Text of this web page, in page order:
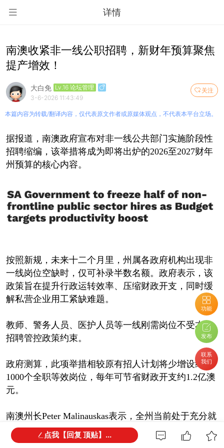
详情
功能
发布
联系
我们
南澳收紧非一线公职招聘，新财年预算聚焦
提产增效！
关注
大白免 Lv.16 论坛管理
3-6-2026 11:43:49
本篇内容为转载/翻译内容，仅代表原文作者或原媒体观点，不代表本平台立场。
据报道，南澳政府宣布对非一线公共部门实施阶段性
招聘缩编，该举措将成为即将出炉的2026至2027财年
州预算的核心内容。
按照新规，未来十二个月里，州属各政府机构出现非
一线岗位空缺时，仅可补录半数名额。政府表示，该
政策旨在提升行政运转效率、压缩财政开支，同时缓
解私营企业用工紧缺难题。
教师、警务人员、医护人员等一线刚需岗位不受本次
招聘管控政策约束。
政府测算，此项举措相较原有招人计划将少增设约
1000个全职等效岗位，每年可节省财政开支约1.2亿澳
元。
南澳州长Peter Malinauskas表示，全州当前处于充分就
业状态，各类企业谋求扩产增效之际用工缺口巨大。
随着矿业项目、AUKUS相关工程及各类产业发展项目
点我【回复 顶贴】...